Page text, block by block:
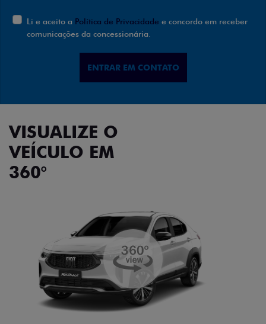
Li e aceito a Política de Privacidade e concordo em receber
comunicações da concessionária.
ENTRAR EM CONTATO
VISUALIZE O
VEÍCULO EM
360°